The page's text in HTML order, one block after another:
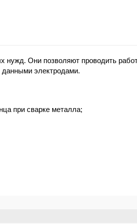
Они позволяют проводить
данными электродами.
при сварке металла;